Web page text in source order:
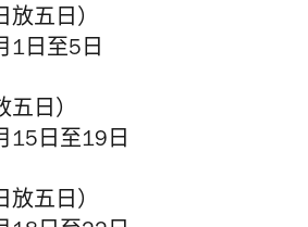
五日）
1日至5日
日）
15日至19日
放五日）